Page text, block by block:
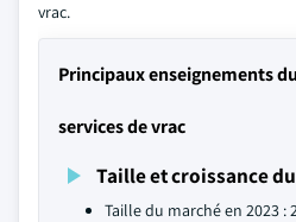
vrac.
Principaux enseignements
services de vrac
Taille et croissance
Taille du marché en 2023